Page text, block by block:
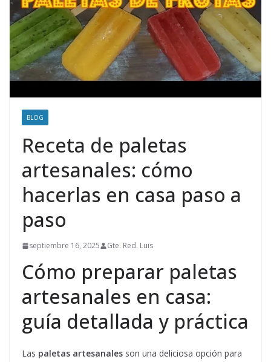
BLOG
Receta de paletas
artesanales: cómo
hacerlas en casa paso a
paso
septiembre 16, 2025 Gte. Red. Luis
Cómo preparar paletas
artesanales en casa:
guía detallada y práctica
Las paletas artesanales son una deliciosa opción para